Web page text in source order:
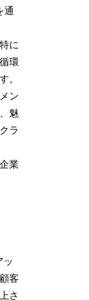
通
に
環
。
ン
魅
ラ
業
ッ
客
さ